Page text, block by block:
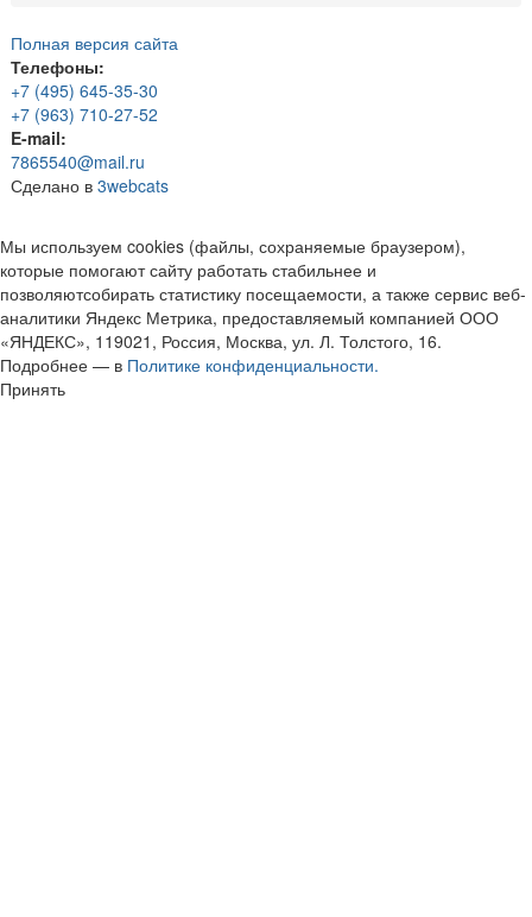
Полная версия сайта
Телефоны:
+7 (495) 645-35-30
+7 (963) 710-27-52
E-mail:
7865540@mail.ru
Сделано в 3webcats
Мы используем cookies (файлы, сохраняемые браузером),
которые помогают сайту работать стабильнее и
позволяютсобирать статистику посещаемости, а также сервис веб-
аналитики Яндекс Метрика, предоставляемый компанией ООО
«ЯНДЕКС», 119021, Россия, Москва, ул. Л. Толстого, 16.
Подробнее — в Политике конфиденциальности.
Принять